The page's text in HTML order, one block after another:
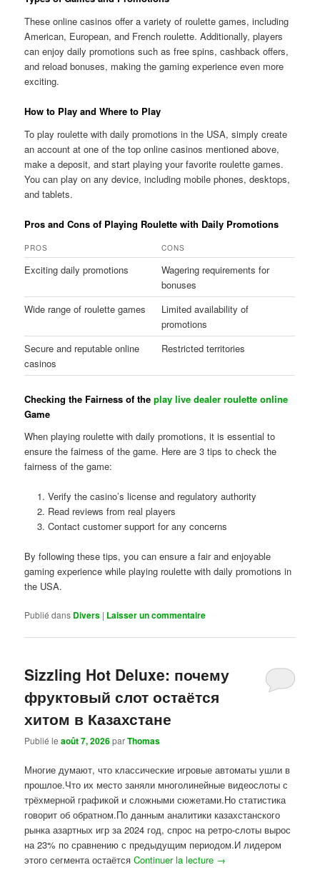
These online casinos offer a variety of roulette games, including
American, European, and French roulette. Additionally, players
can enjoy daily promotions such as free spins, cashback offers,
and reload bonuses, making the gaming experience even more
exciting.
How to Play and Where to Play
To play roulette with daily promotions in the USA, simply create
an account at one of the top online casinos mentioned above,
make a deposit, and start playing your favorite roulette games.
You can play on any device, including mobile phones, desktops,
and tablets.
Pros and Cons of Playing Roulette with Daily Promotions
PROS CONS
Exciting daily promotions
Wagering requirements for
bonuses
Wide range of roulette games
Limited availability of
promotions
Secure and reputable online
casinos
Restricted territories
Checking the Fairness of theplay live dealer roulette online
Game
When playing roulette with daily promotions, it is essential to
ensure the fairness of the game. Here are 3 tips to check the
fairness of the game:
Verify the casino’s license and regulatory authority
Read reviews from real players
Contact customer support for any concerns
By following these tips, you can ensure a fair and enjoyable
gaming experience while playing roulette with daily promotions in
the USA.
Publié dans Divers | Laisser un commentaire
Sizzling Hot Deluxe: почему
фруктовый слот остаётся
хитом в Казахстане
Publié leaoût 7, 2026parThomas
Многие думают, что классические игровые автоматы ушли в
прошлое.Что их место заняли многолинейные видеослоты с
трёхмерной графикой и сложными сюжетами.Но статистика
говорит об обратном.По данным аналитики казахстанского
рынка азартных игр за 2024 год, спрос на ретро-слоты вырос
на 23% по сравнению с предыдущим периодом.И лидером
этого сегмента остаётсяContinuer la lecture →